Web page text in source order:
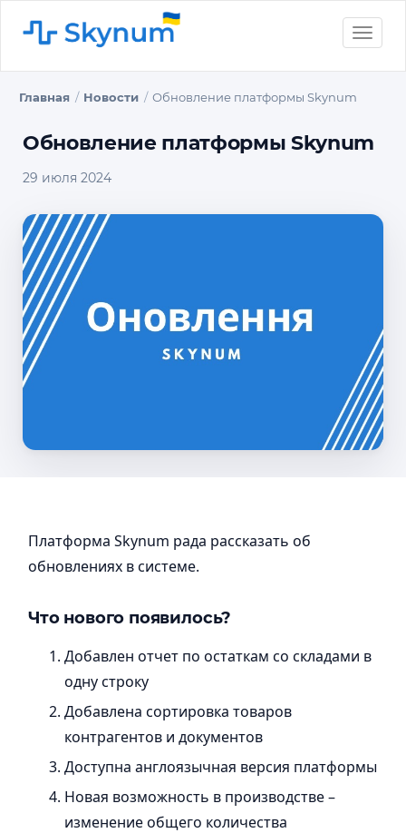
Toggle
Главная Новости Обновление платформы Skynum
Обновление платформы Skynum
29 июля 2024
Платформа Skynum рада рассказать об
обновлениях в системе.
Что нового появилось?
Добавлен отчет по остаткам со складами в
одну строку
Добавлена ​​сортировка товаров
контрагентов и документов
Доступна англоязычная версия платформы
Новая возможность в производстве –
изменение общего количества